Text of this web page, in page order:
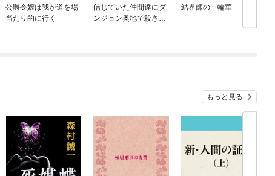
公爵令嬢は我が道を場
当たり的に行く
信じていた仲間達にダ
ンジョン奥地で殺され
結界師の一輪華
もっと見る